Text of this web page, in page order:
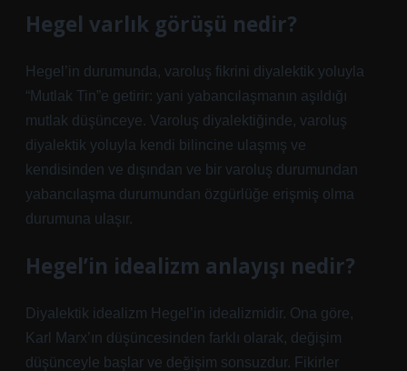
Hegel varlık görüşü nedir?
Hegel’in durumunda, varoluş fikrini diyalektik yoluyla
“Mutlak Tin”e getirir: yani yabancılaşmanın aşıldığı
mutlak düşünceye. Varoluş diyalektiğinde, varoluş
diyalektik yoluyla kendi bilincine ulaşmış ve
kendisinden ve dışından ve bir varoluş durumundan
yabancılaşma durumundan özgürlüğe erişmiş olma
durumuna ulaşır.
Hegel’in idealizm anlayışı nedir?
Diyalektik idealizm Hegel’in idealizmidir. Ona göre,
Karl Marx’ın düşüncesinden farklı olarak, değişim
düşünceyle başlar ve değişim sonsuzdur. Fikirler